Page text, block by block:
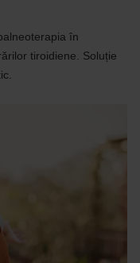
în
tiroidiene. Soluție